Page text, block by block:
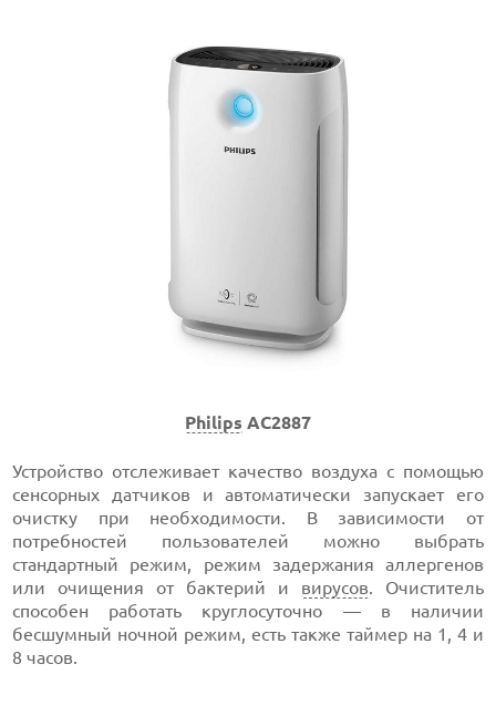
Philips AC2887
Устройство отслеживает качество воздуха с помощью
сенсорных датчиков и автоматически запускает его
очистку при необходимости. В зависимости от
потребностей пользователей можно выбрать
стандартный режим, режим задержания аллергенов
или очищения от бактерий и вирусов. Очиститель
способен работать круглосуточно — в наличии
бесшумный ночной режим, есть также таймер на 1, 4 и
8 часов.